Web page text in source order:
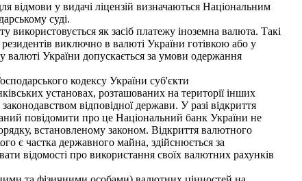
відмови у видачі ліцензій визначаються Національним
суді.
як засіб платежу іноземна валюта. Такі
виключно в валюті України готівкою або у
валюті України допускається за умови одержання
кодексу України суб'єкти
установах, розташованих на території інших
відповідної держави. У разі відкриття
повідомити про це Національний банк України не
встановленому законом. Відкриття валютного
є частка державного майна, здійснюється за
відомості про використання своїх валютних рахунків